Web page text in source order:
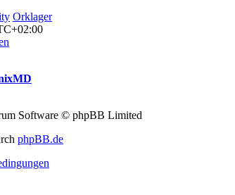
Orklager
Software © phpBB Limited
phpBB.de